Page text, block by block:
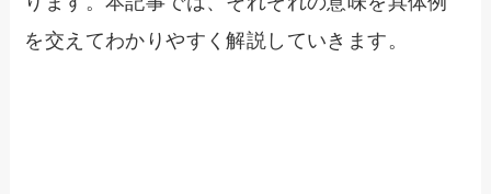
を交えてわかりやすく解説していきます。